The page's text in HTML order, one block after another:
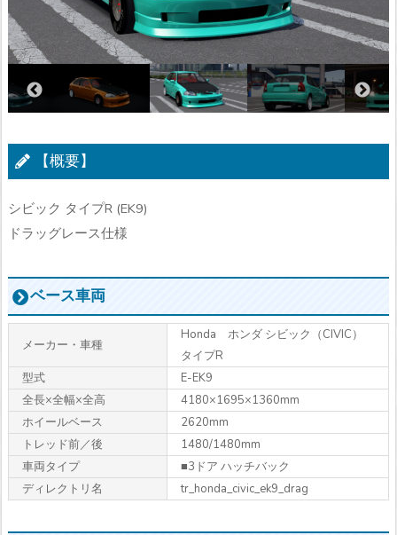
【概要】
シビック タイプR (EK9)
ドラッグレース仕様
ベース車両
メーカー・車種
Honda ホンダ シビック（CIVIC）
タイプR
型式
E-EK9
全長×全幅×全高
4180×1695×1360mm
ホイールベース
2620mm
トレッド前／後
1480/1480mm
車両タイプ
■3ドア ハッチバック
ディレクトリ名
tr_honda_civic_ek9_drag